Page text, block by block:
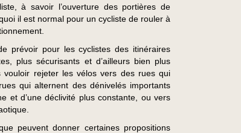
à savoir l’ouverture des portières de
il est normal pour un cycliste de rouler à
prévoir pour les cyclistes des itinéraires
plus sécurisants et d’ailleurs bien plus
vouloir rejeter les vélos vers des rues qui
qui alternent des dénivelés importants
et d’une déclivité plus constante, ou vers
peuvent donner certaines propositions